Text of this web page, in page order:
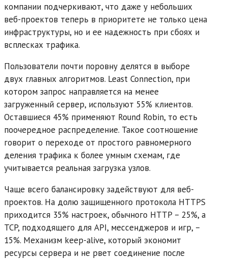
компании подчеркивают, что даже у небольших
веб-проектов теперь в приоритете не только цена
инфраструктуры, но и ее надежность при сбоях и
всплесках трафика.
Пользователи почти поровну делятся в выборе
двух главных алгоритмов. Least Connection, при
котором запрос направляется на менее
загруженный сервер, используют 55% клиентов.
Оставшиеся 45% применяют Round Robin, то есть
поочередное распределение. Такое соотношение
говорит о переходе от простого равномерного
деления трафика к более умным схемам, где
учитывается реальная загрузка узлов.
Чаще всего балансировку задействуют для веб-
проектов. На долю защищенного протокола HTTPS
приходится 35% настроек, обычного HTTP – 25%, а
TCP, подходящего для API, мессенджеров и игр, –
15%. Механизм keep-alive, который экономит
ресурсы сервера и не рвет соединение после